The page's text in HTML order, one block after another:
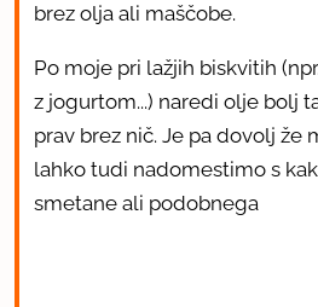
brez olja ali maščobe.
Po moje pri lažjih biskvitih
z jogurtom...) naredi olje bolj
prav brez nič. Je pa dovolj že
lahko tudi nadomestimo s
smetane ali podobnega